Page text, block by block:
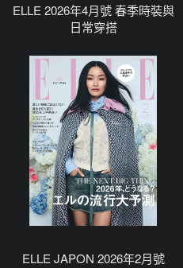
ELLE 2026年4月號 春季時裝與
日常穿搭
ELLE JAPON 2026年2月號